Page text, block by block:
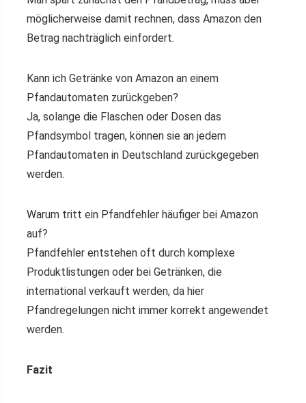
möglicherweise damit rechnen, dass Amazon den
Betrag nachträglich einfordert.
Kann ich Getränke von Amazon an einem
Pfandautomaten zurückgeben?
Ja, solange die Flaschen oder Dosen das
Pfandsymbol tragen, können sie an jedem
Pfandautomaten in Deutschland zurückgegeben
werden.
Warum tritt ein Pfandfehler häufiger bei Amazon
auf?
Pfandfehler entstehen oft durch komplexe
Produktlistungen oder bei Getränken, die
international verkauft werden, da hier
Pfandregelungen nicht immer korrekt angewendet
werden.
Fazit